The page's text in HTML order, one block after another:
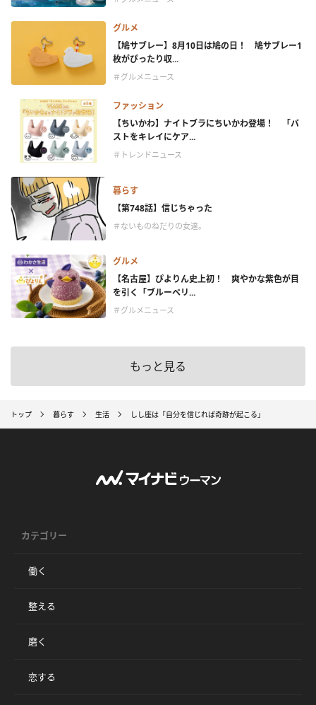
グルメ
【鳩サブレー】8月10日は鳩の日！ 鳩サブレー1
枚がぴったり収...
＃グルメニュース
ファッション
【ちいかわ】ナイトブラにちいかわ登場！ 「バ
ストをキレイにケア...
＃トレンドニュース
暮らす
【第748話】信じちゃった
＃ないものねだりの女達。
グルメ
【名古屋】ぴよりん史上初！ 爽やかな紫色が目
を引く「ブルーベリ...
＃グルメニュース
もっと見る
トップ 暮らす 生活 しし座は「自分を信じれば奇跡が起こる」
カテゴリー
働く
整える
磨く
恋する